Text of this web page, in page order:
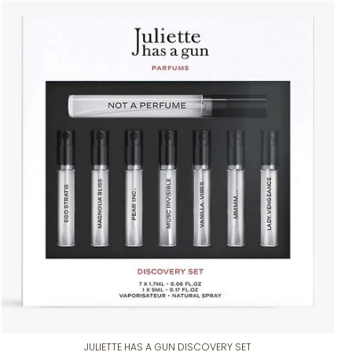
JULIETTE HAS A GUN DISCOVERY SET